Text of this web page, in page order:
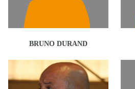
BRUNO DURAND